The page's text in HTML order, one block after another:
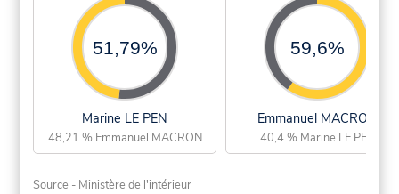
51,79%
Marine LE PEN
48,21 % Emmanuel MACRON
59,6%
Emmanuel MACRON
40,4 % Marine LE PEN
Source - Ministère de l'intérieur